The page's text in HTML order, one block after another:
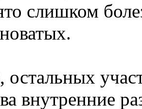
слишком
внутренние